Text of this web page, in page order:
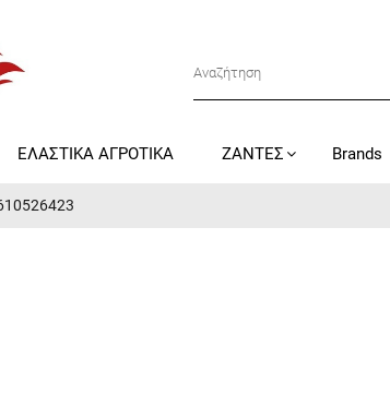
ΕΛΑΣΤΙΚΑ ΑΓΡΟΤΙΚΑ ΖΑΝΤΕΣ Brands